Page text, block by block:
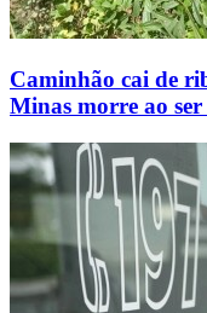
Caminhão cai de
Minas morre ao